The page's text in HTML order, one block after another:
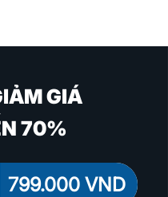
GIÁ
70%
799.000 VND